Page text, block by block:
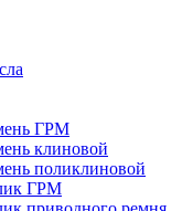
ГРМ
клиновой
поликлиновой
ГРМ